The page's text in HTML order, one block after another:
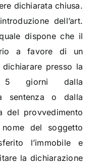
dichiarata chiusa.
dell’art.
dispone che il
a favore di un
presso la
5 giorni dalla
sentenza o dalla
del provvedimento
del soggetto
l’immobile e
la dichiarazione